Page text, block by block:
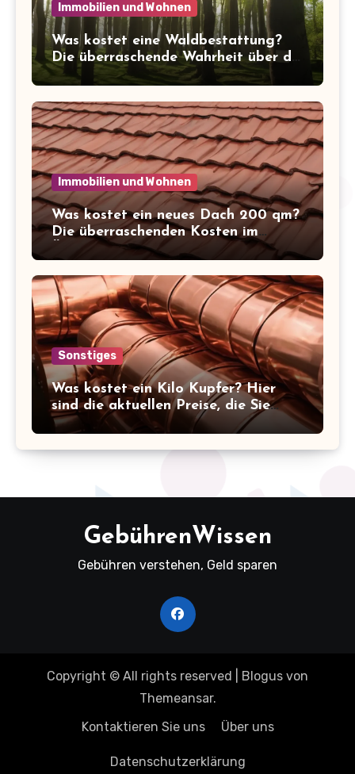
Immobilien und Wohnen
Was kostet eine Waldbestattung?
Die überraschende Wahrheit über die
Kosten der letzten Ruhe
Immobilien und Wohnen
Was kostet ein neues Dach 200 qm?
Die überraschenden Kosten im
Überblick!
Sonstiges
Was kostet ein Kilo Kupfer? Hier
sind die aktuellen Preise, die Sie
kennen sollten!
GebührenWissen
Gebühren verstehen, Geld sparen
Copyright © All rights reserved Blogus von
Themeansar.
Kontaktieren Sie uns
Über uns
Datenschutzerklärung